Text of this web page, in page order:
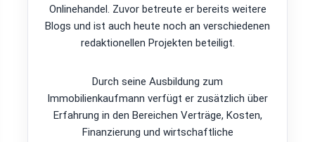
Onlinehandel. Zuvor betreute er bereits weitere
Blogs und ist auch heute noch an verschiedenen
redaktionellen Projekten beteiligt.
Durch seine Ausbildung zum
Immobilienkaufmann verfügt er zusätzlich über
Erfahrung in den Bereichen Verträge, Kosten,
Finanzierung und wirtschaftliche